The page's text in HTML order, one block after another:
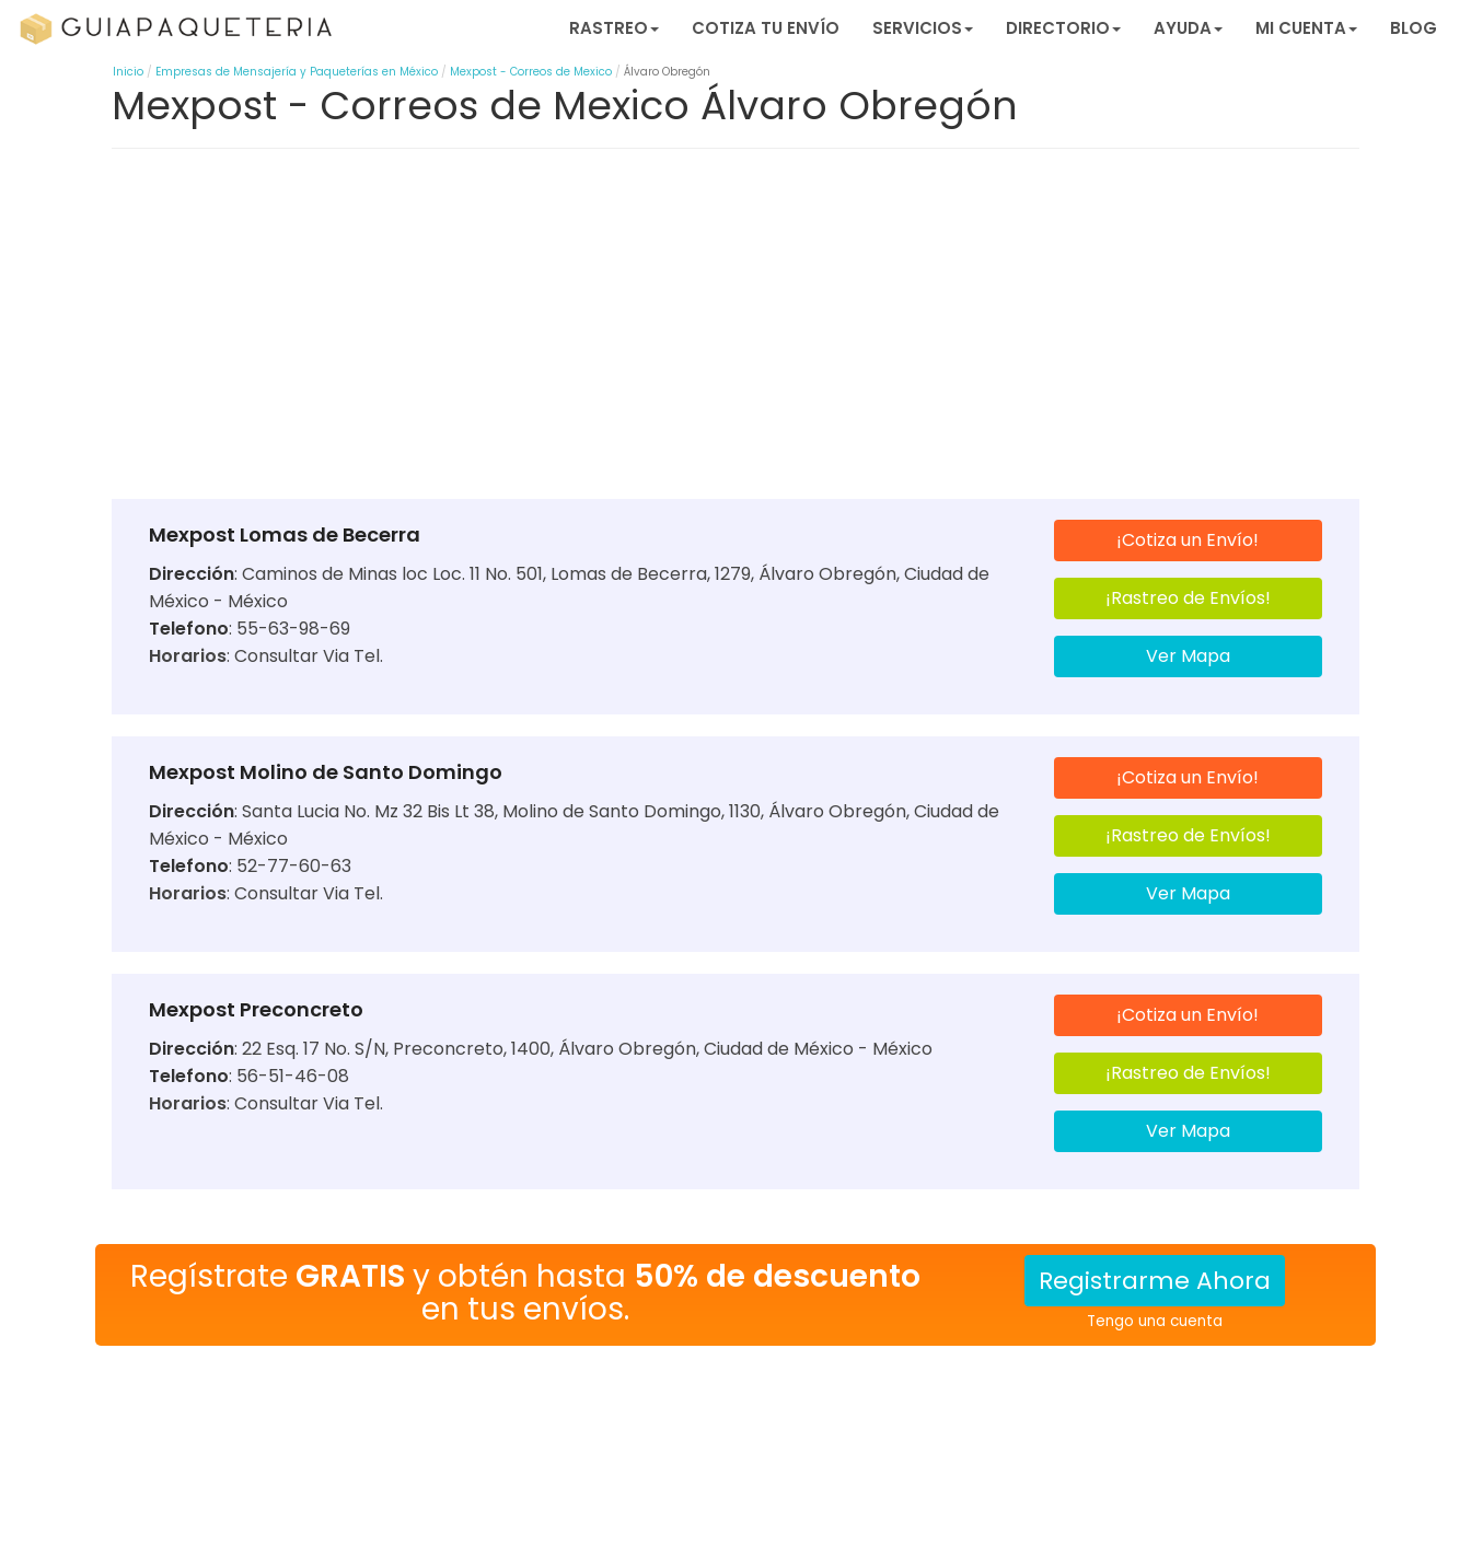
RASTREO COTIZA TU ENVÍO SERVICIOS DIRECTORIO AYUDA MI CUENTA BLOG
Inicio Empresas de Mensajería y Paqueterías en México Mexpost - Correos de Mexico Álvaro Obregón
Mexpost - Correos de Mexico Álvaro Obregón
Mexpost Lomas de Becerra
Dirección: Caminos de Minas loc Loc. 11 No. 501, Lomas de Becerra, 1279, Álvaro Obregón, Ciudad de
México - México
Telefono: 55-63-98-69
Horarios: Consultar Via Tel.
¡Cotiza un Envío!
¡Rastreo de Envíos!
Ver Mapa
Mexpost Molino de Santo Domingo
Dirección: Santa Lucia No. Mz 32 Bis Lt 38, Molino de Santo Domingo, 1130, Álvaro Obregón, Ciudad de
México - México
Telefono: 52-77-60-63
Horarios: Consultar Via Tel.
¡Cotiza un Envío!
¡Rastreo de Envíos!
Ver Mapa
Mexpost Preconcreto
Dirección: 22 Esq. 17 No. S/N, Preconcreto, 1400, Álvaro Obregón, Ciudad de México - México
Telefono: 56-51-46-08
Horarios: Consultar Via Tel.
¡Cotiza un Envío!
¡Rastreo de Envíos!
Ver Mapa
Regístrate GRATIS y obtén hasta 50% de descuento
en tus envíos.
Registrarme Ahora
Tengo una cuenta